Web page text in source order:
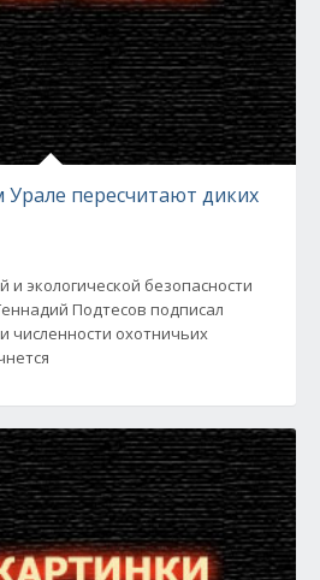
пересчитают диких
экологической безопасности
Подтесов подписал
численности охотничьих